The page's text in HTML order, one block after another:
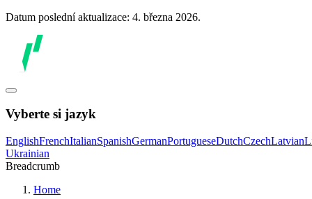
Datum poslední aktualizace: 4. března 2026.
Vyberte si jazyk
EnglishFrenchItalianSpanishGermanPortugueseDutchCzechLatvian
Ukrainian
Breadcrumb
Home